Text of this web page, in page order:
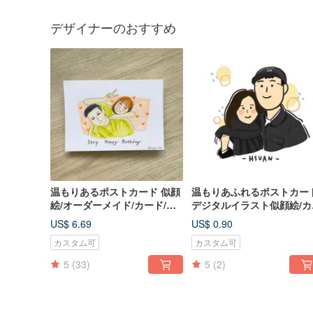
デザイナーのおすすめ
温もりあるポストカード 似顔
絵/オーダーメイド/カード/ポ
ートレート/カップル/誕生日
US$ 6.69
カスタム可
5 (33)
温もりあふれるポストカー
デジタルイラスト似顔絵/
タムオーダー/肖像画
US$ 0.90
カスタム可
5 (2)